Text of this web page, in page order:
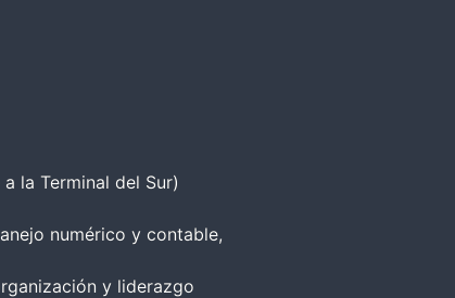
la Terminal del Sur)
numérico y contable,
y liderazgo